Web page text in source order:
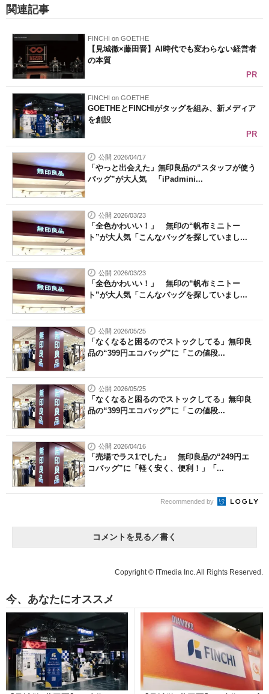
製造業のIT導入・活用を支援
モノづくり技術者専門サイト
エレクトロニクス専門サイト
電子設計の基本と応用
エネルギーの専門メディア
建設×テクノロジーの最前線
ちょっと気になるネットの話題
関連記事
FINCHI on GOETHE
【見城徹×藤田晋】AI時代でも変わらない経営者
の本質
PR
FINCHI on GOETHE
GOETHEとFINCHIがタッグを組み、新メディア
を創設
PR
公開 2026/04/17
「やっと出会えた」無印良品の“スタッフが使う
バッグ”が大人気 「iPadmini...
公開 2026/03/23
「全色かわいい！」 無印の“帆布ミニトー
ト”が大人気「こんなバッグを探していまし...
公開 2026/03/23
「全色かわいい！」 無印の“帆布ミニトー
ト”が大人気「こんなバッグを探していまし...
公開 2026/05/25
「なくなると困るのでストックしてる」無印良
品の“399円エコバッグ”に「この値段...
公開 2026/05/25
「なくなると困るのでストックしてる」無印良
品の“399円エコバッグ”に「この値段...
公開 2026/04/16
「売場でラス1でした」 無印良品の“249円エ
コバッグ”に「軽く安く、便利！」「...
Recommended by
コメントを見る／書く
Copyright © ITmedia Inc. All Rights Reserved.
今、あなたにオススメ